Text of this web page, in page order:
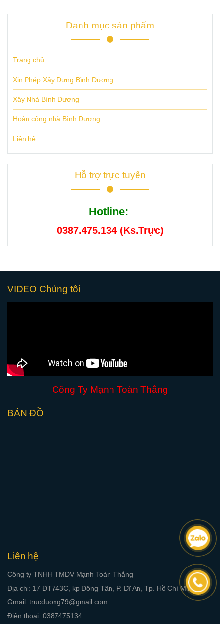
Danh mục sản phẩm
Trang chủ
Xin Phép Xây Dựng Bình Dương
Xây Nhà Bình Dương
Hoàn công nhà Bình Dương
Liên hệ
Hỗ trợ trực tuyến
Hotline:
0387.475.134 (Ks.Trực)
VIDEO Chúng tôi
Công Ty Mạnh Toàn Thắng
BẢN ĐỒ
Liên hệ
Công ty TNHH TMDV Mạnh Toàn Thắng
Địa chỉ: 17 ĐT743C, kp Đông Tân, P. Dĩ An, Tp. Hồ Chí Minh
Gmail: trucduong79@gmail.com
Điện thoại: 0387475134